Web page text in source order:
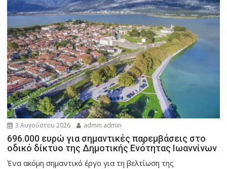
3 Αυγούστου 2026 admin admin
696.000 ευρώ για σημαντικές παρεμβάσεις στο
οδικό δίκτυο της Δημοτικής Ενότητας Ιωαννίνων
Ένα ακόμη σημαντικό έργο για τη βελτίωση της